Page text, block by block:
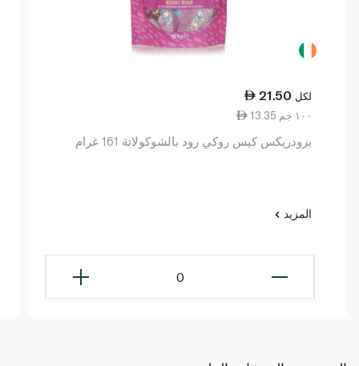
21.50 لكل
13.35 ١٠٠ جم
برودريكس كيس روكي رود بالشوكولاتة 161 غرام
المزيد
0